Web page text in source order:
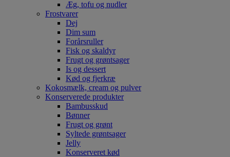
Æg, tofu og nudler
Frostvarer
Dej
Dim sum
Forårsruller
Fisk og skaldyr
Frugt og grøntsager
Is og dessert
Kød og fjerkræ
Kokosmælk, cream og pulver
Konserverede produkter
Bambusskud
Bønner
Frugt og grønt
Syltede grøntsager
Jelly
Konserveret kød